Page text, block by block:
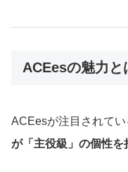
ACEesの魅力
ACEesが注目されてい
が「主役級」の個性を